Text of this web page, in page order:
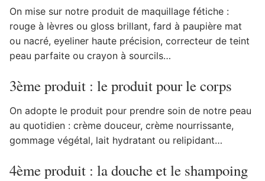
On mise sur notre produit de maquillage fétiche :
rouge à lèvres ou gloss brillant, fard à paupière mat
ou nacré, eyeliner haute précision, correcteur de teint
peau parfaite ou crayon à sourcils…
3ème produit : le produit pour le corps
On adopte le produit pour prendre soin de notre peau
au quotidien : crème douceur, crème nourrissante,
gommage végétal, lait hydratant ou relipidant…
4ème produit : la douche et le shampoing